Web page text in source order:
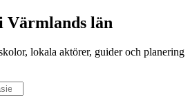
Värmlands län
lokala aktörer, guider och planering